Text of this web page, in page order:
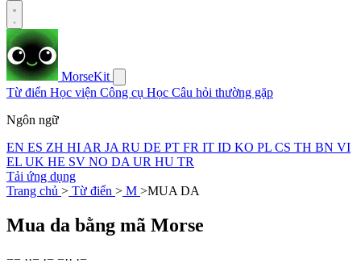
MorseKit
Từ điển Học viện Công cụ Học Câu hỏi thường gặp
Ngôn ngữ
EN ES ZH HI AR JA RU DE PT FR IT ID KO PL CS TH BN VI
EL UK HE SV NO DA UR HU TR
Tải ứng dụng
Trang chủ > Từ điển > M >MUA DA
Mua da bằng mã Morse
−− ··− ·− −·· ·−